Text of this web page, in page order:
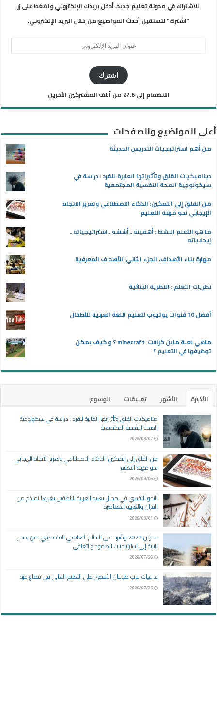
للاشتراك في مدونة تعليم جديد، أدخل بريدك الإلكتروني واضغط على زر
"اشترك" لتستقبل أحدث المواضيع من خلال البريد الإلكتروني.
اشترك
الانضمام إلى 27.6 من آلاف المشتركين الآخرين
أعلى المواضيع والصفحات
من أهم استراتيجيات التدريس الحديثة
ديناميكيات القلق وتأثيراتها العابرة للفرد : دراسة في
سيكولوجية الصحة النفسية المجتمعية
من القلق إلى التمكين: الذكاء الاصطناعي وتعزيز الاتجاه
الإيجابي نحو مهنة التعليم
ما هو التعلم النشط : أهميته ـ أسُسُه ـ استراتيجياته ـ
إيجابياته
مهارة بناء الأهداف، الجزء الثاني: الأهداف المعرفية
نظريات التعلم : النظرية البنائية
أفضل 10 قنوات يوتيوب لتعليم اللغة العربية للأطفال
ماهي لعبة ماين كرافت minecraft ؟ و كيف يمكن
توظيفها في التعليم ؟
الأخيرة الأشهر تعليقات
الوسوم
ديناميكيات القلق وتأثيراتها العابرة للفرد : دراسة في سيكولوجية
الصحة النفسية المجتمعية
2026/08/07
من القلق إلى التمكين: الذكاء الاصطناعي وتعزيز الاتجاه الإيجابي
نحو مهنة التعليم
2026/08/06
النحو النفسي في مجال تعليم العربية للناطقين بغيرها نماذج من
القرآن والعربية المعاصرة
2026/08/01
عدوان 2023 وتأثيره على النظام التعليمي الفلسطيني: من تدمير
البنية إلى استراتيجيات الصمود والتعافي
2026/07/26
تداعيات حرب طوفان الأقصى على التعليم العالي في قطاع غزة
2026/07/25